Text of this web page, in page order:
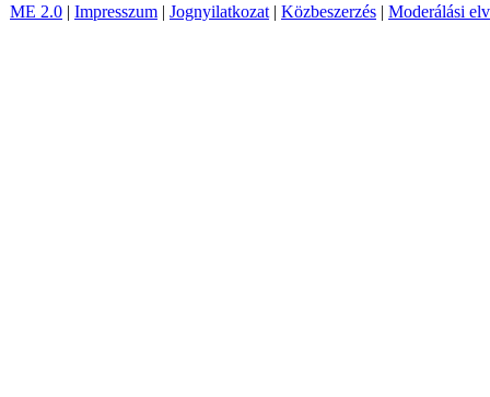
ME 2.0 | Impresszum | Jognyilatkozat | Közbeszerzés | Moderálási